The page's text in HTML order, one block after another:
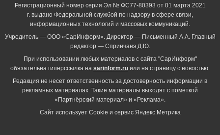
Регистрационный номер серия Эл № ФС77-80393 от 01 марта 2021
г. выдано Федеральной службой по надзору в сфере связи,
информационных технологий и массовых коммуникаций.
Учредитель — ООО «СарИнформ». Директор — Письменный А.А. Главный
редактор — Спринчанэ Д.Ю.
При использовании любых материалов с сайта "СарИнформ"
обязательна гиперссылка на sarinform.ru или на страницу с новостью.
Редакция не несет ответственность за достоверность информации в
рекламных материалах. Такие материалы выходят с пометкой
«Партнёрский материал» и «Реклама».
Сайт использует Cookie и сервиc Яндекс.Метрика